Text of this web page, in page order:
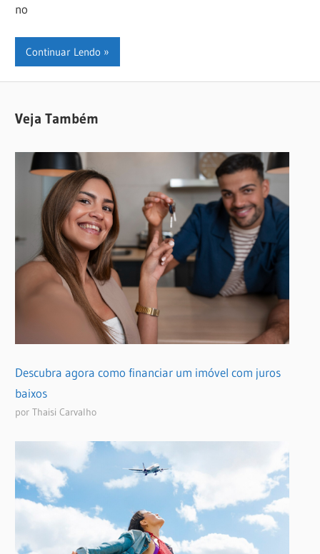
no
Continuar Lendo
Veja Também
Descubra agora como financiar um imóvel com juros
baixos
por Thaisi Carvalho